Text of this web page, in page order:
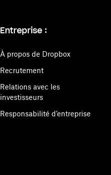
Entreprise :
À propos de Dropbox
Recrutement
Relations avec les
investisseurs
Responsabilité d’entreprise